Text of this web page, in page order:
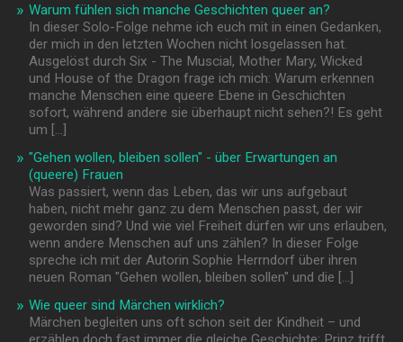
Warum fühlen sich manche Geschichten queer an?
In dieser Solo-Folge nehme ich euch mit in einen Gedanken,
der mich in den letzten Wochen nicht losgelassen hat.
Ausgelöst durch Six - The Muscial, Mother Mary, Wicked
und House of the Dragon frage ich mich: Warum erkennen
manche Menschen eine queere Ebene in Geschichten
sofort, während andere sie überhaupt nicht sehen?! Es geht
um […]
"Gehen wollen, bleiben sollen" - über Erwartungen an
(queere) Frauen
Was passiert, wenn das Leben, das wir uns aufgebaut
haben, nicht mehr ganz zu dem Menschen passt, der wir
geworden sind? Und wie viel Freiheit dürfen wir uns erlauben,
wenn andere Menschen auf uns zählen? In dieser Folge
spreche ich mit der Autorin Sophie Herrndorf über ihren
neuen Roman "Gehen wollen, bleiben sollen" und die […]
Wie queer sind Märchen wirklich?
Märchen begleiten uns oft schon seit der Kindheit – und